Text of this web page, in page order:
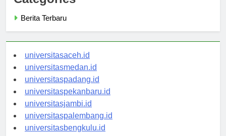
Categories
universitasaceh.id
universitasmedan.id
universitaspadang.id
universitaspekanbaru.id
universitasjambi.id
universitaspalembang.id